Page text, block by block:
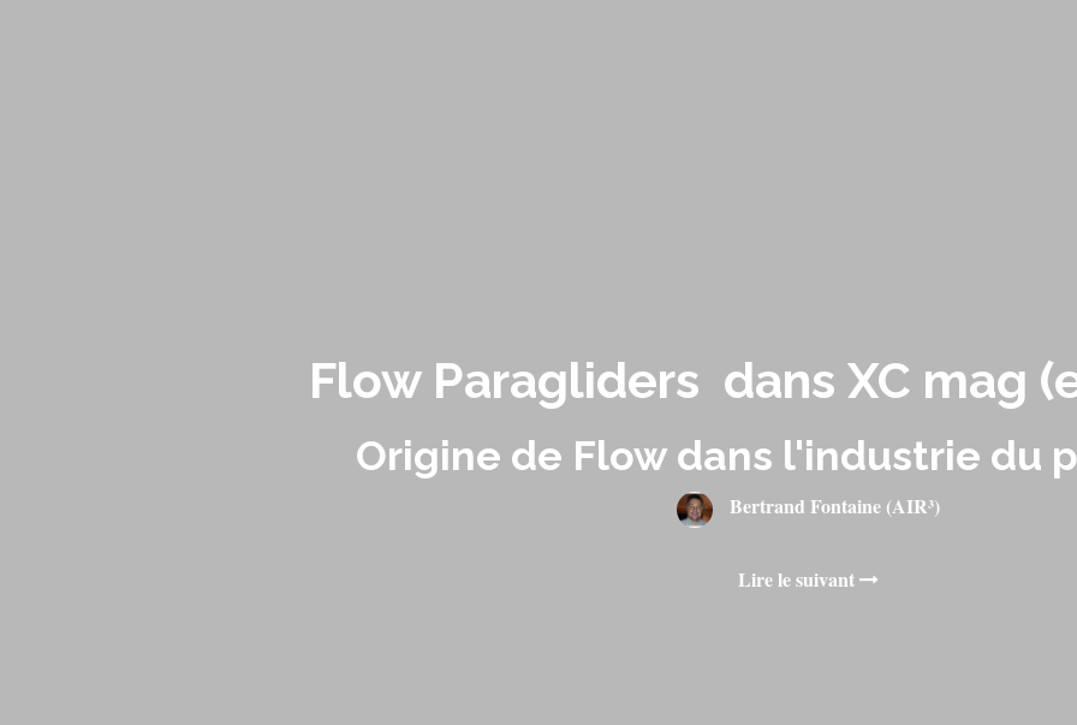
Flow Paragliders dans XC mag
Origine de Flow dans l'industrie du
Bertrand Fontaine (AIR³)
Lire le suivant